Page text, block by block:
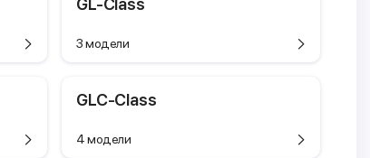
GL-Class
3 модели
GLC-Class
4 модели